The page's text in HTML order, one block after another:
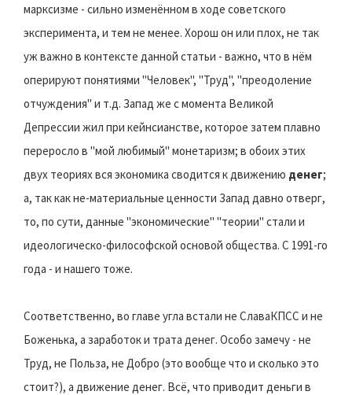
марксизме - сильно изменённом в ходе советского
эксперимента, и тем не менее. Хорош он или плох, не так
уж важно в контексте данной статьи - важно, что в нём
оперируют понятиями "Человек", "Труд", "преодоление
отчуждения" и т.д. Запад же с момента Великой
Депрессии жил при кейнсианстве, которое затем плавно
переросло в "мой любимый" монетаризм; в обоих этих
двух теориях вся экономика сводится к движению денег;
а, так как не-материальные ценности Запад давно отверг,
то, по сути, данные "экономические" "теории" стали и
идеологическо-философской основой общества. С 1991-го
года - и нашего тоже.
Соответственно, во главе угла встали не СлаваКПСС и не
Боженька, а заработок и трата денег. Особо замечу - не
Труд, не Польза, не Добро (это вообще что и сколько это
стоит?), а движение денег. Всё, что приводит деньги в